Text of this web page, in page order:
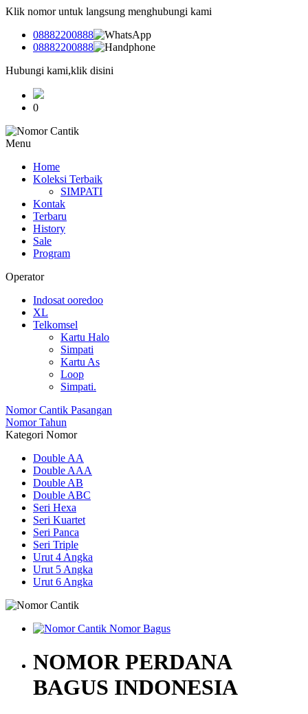
Klik nomor untuk langsung menghubungi kami
08882200888
08882200888
Hubungi kami,klik disini
0
Menu
Home
Koleksi Terbaik
SIMPATI
Kontak
Terbaru
History
Sale
Program
Operator
Indosat ooredoo
XL
Telkomsel
Kartu Halo
Simpati
Kartu As
Loop
Simpati.
Nomor Cantik Pasangan
Nomor Tahun
Kategori Nomor
Double AA
Double AAA
Double AB
Double ABC
Seri Hexa
Seri Kuartet
Seri Panca
Seri Triple
Urut 4 Angka
Urut 5 Angka
Urut 6 Angka
NOMOR PERDANA
BAGUS INDONESIA